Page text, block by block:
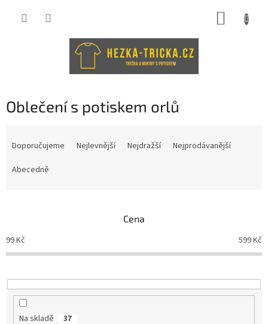
Oblečení s potiskem orlů
o
d
k
t
Doporučujeme Nejlevnější Nejdražší
Nejprodávanější
Abecedně
Cena
99Kč 599Kč
Na skladě 37